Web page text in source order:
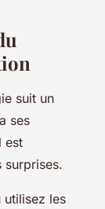
suit un
ses
est
surprises.
utilisez les